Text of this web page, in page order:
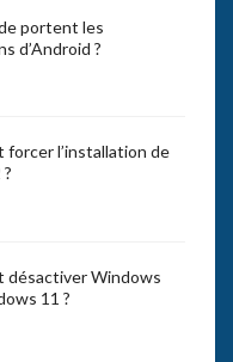
portent les
d’Android ?
forcer l’installation de
désactiver Windows
11 ?